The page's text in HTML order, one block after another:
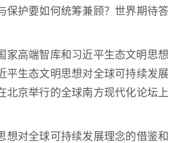
护要如何统筹兼顾？世界期待答
家高端智库和习近平生态文明思想
生态文明思想对全球可持续发展
北京举行的全球南方现代化论坛上
对全球可持续发展理念的借鉴和